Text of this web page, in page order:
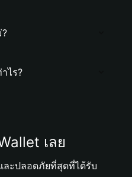
ไร?
เลย
ะปลอดภัยที่สุดที่ได้รับ